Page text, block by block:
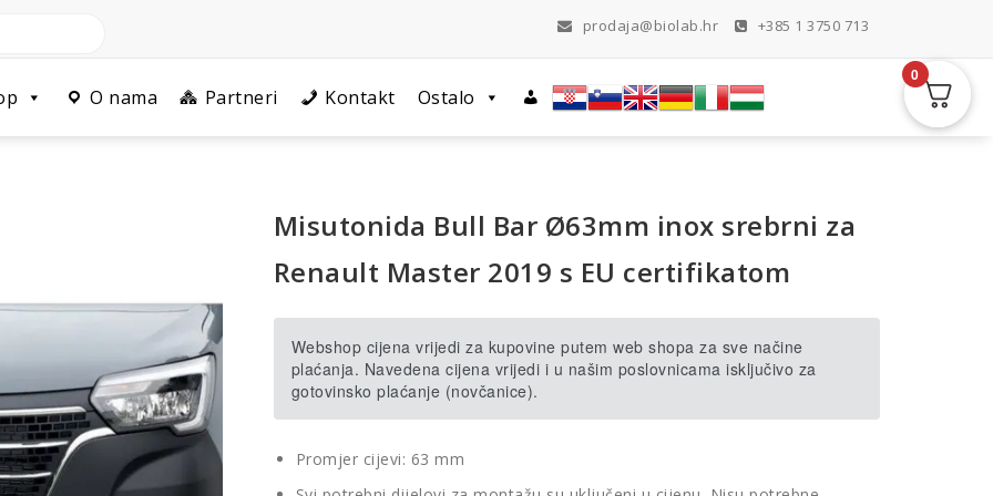
prodaja@biolab.hr +385 1 3750 713
O nama Partneri Kontakt Ostalo
Misutonida Bull Bar Ø63mm inox srebrni za
Renault Master 2019 s EU certifikatom
Webshop cijena vrijedi za kupovine putem web shopa za sve načine
plaćanja. Navedena cijena vrijedi i u našim poslovnicama isključivo za
gotovinsko plaćanje (novčanice).
Promjer cijevi: 63 mm
0